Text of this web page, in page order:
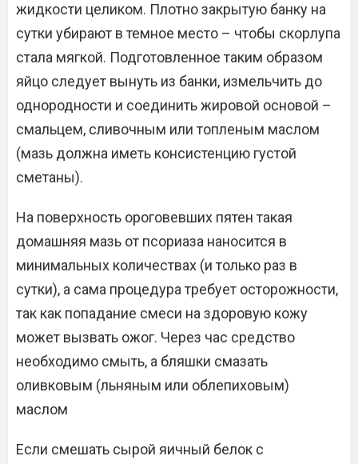
жидкости целиком. Плотно закрытую банку на
сутки убирают в темное место – чтобы скорлупа
стала мягкой. Подготовленное таким образом
яйцо следует вынуть из банки, измельчить до
однородности и соединить жировой основой –
смальцем, сливочным или топленым маслом
(мазь должна иметь консистенцию густой
сметаны).
На поверхность ороговевших пятен такая
домашняя мазь от псориаза наносится в
минимальных количествах (и только раз в
сутки), а сама процедура требует осторожности,
так как попадание смеси на здоровую кожу
может вызвать ожог. Через час средство
необходимо смыть, а бляшки смазать
оливковым (льняным или облепиховым)
маслом
Если смешать сырой яичный белок с